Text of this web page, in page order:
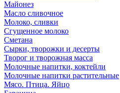
Майонез
Масло сливочное
Молоко, сливки
Сгущенное молоко
Сметана
Сырки, творожки и десерты
Творог и творожная масса
Молочные напитки, коктейли
Молочные напитки растительные
Мясо. Птица. Яйцо